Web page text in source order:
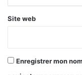
Site web
Enregistrer mon